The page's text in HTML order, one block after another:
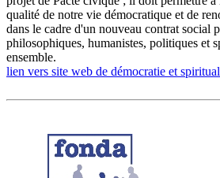
qualité de notre vie démocratique et de
dans le cadre d'un nouveau contrat social
philosophiques, humanistes, politiques et
ensemble.
lien vers site web de démocratie et